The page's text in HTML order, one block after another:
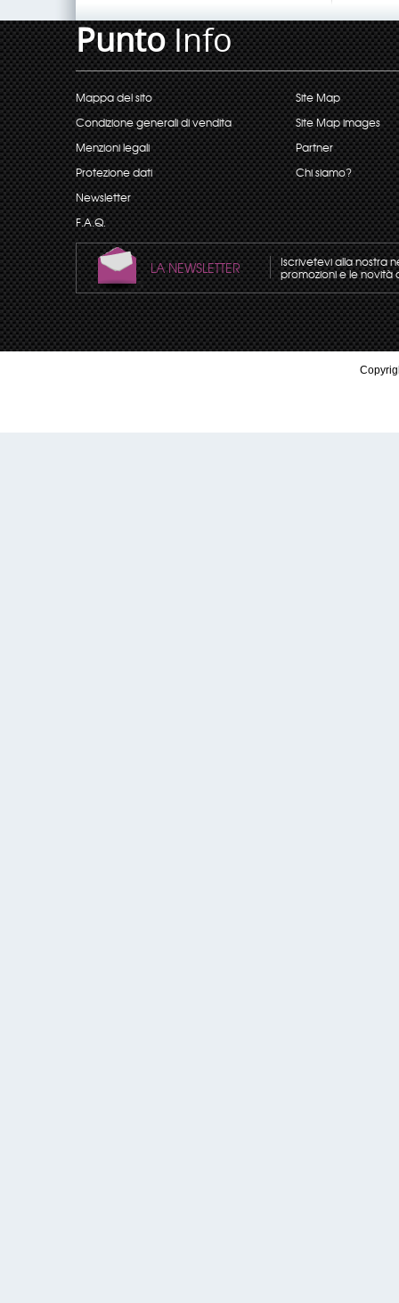
PuntoInfo
Mappa del sito
Condizione generali di vendita
Menzioni legali
Protezione dati
Newsletter
F.A.Q.
Site Map
Site Map images
Partner
Chi siamo?
LA NEWSLETTER Iscrivetevi alla nostra
promozioni e le novità